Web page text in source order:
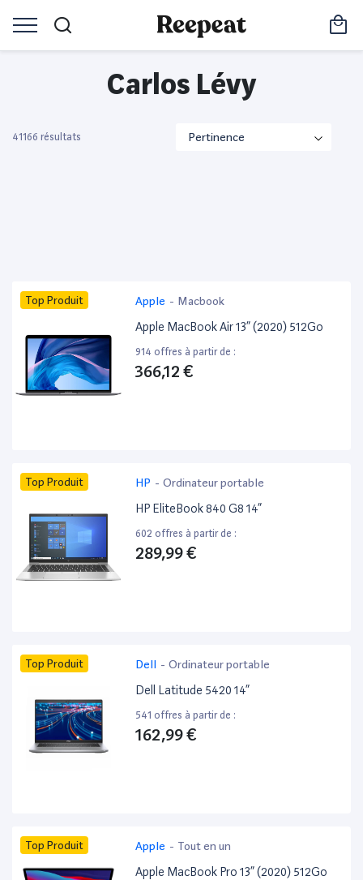
Carlos Lévy
41166 résultats
Top Produit Apple - Macbook
Apple MacBook Air 13” (2020) 512Go
914 offres à partir de :
366,12 €
Top Produit HP - Ordinateur portable
HP EliteBook 840 G8 14”
602 offres à partir de :
289,99 €
Top Produit Dell - Ordinateur portable
Dell Latitude 5420 14”
541 offres à partir de :
162,99 €
Top Produit Apple - Tout en un
Apple MacBook Pro 13” (2020) 512Go